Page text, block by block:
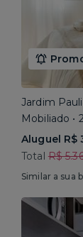
Jardim
Mobiliado •
Aluguel R$
Total R$
Similar a sua